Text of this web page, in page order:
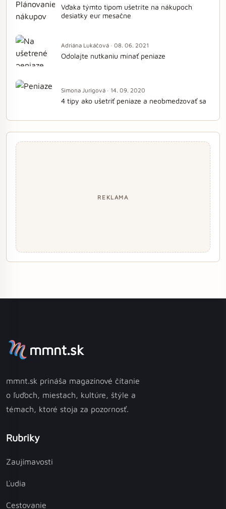
Vďaka týmto tipom ušetríte na nákupoch
desiatky eur mesačne
Adriána Lukáčová · 08. 06. 2021
Odolajte nutkaniu mínať peniaze
Simona Jurigová · 14. 09. 2020
4 tipy ako ušetriť peniaze a neobmedzovať sa
REKLAMA
mmnt.sk
mmnt.sk prináša magazínové čítanie
o ľuďoch, miestach, kultúre, štýle a
témach, ktoré stoja za pozornosť.
Rubriky
Zaujímavosti
Ľudia
Cestovanie